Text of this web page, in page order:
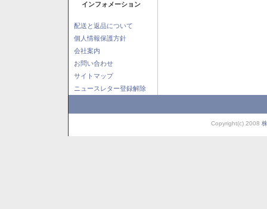
インフォメーション
配送と返品について
個人情報保護方針
会社案内
お問い合わせ
サイトマップ
ニュースレター登録解除
Copyright(c) 2008